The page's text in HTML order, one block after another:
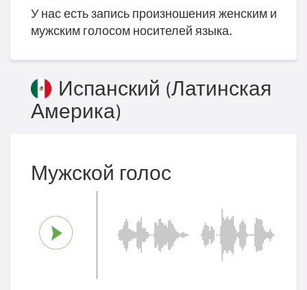
У нас есть запись произношения женским и
мужским голосом носителей языка.
Испанский (Латинская
Америка)
Мужской голос